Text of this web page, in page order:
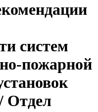
систем
пожарной
Отдел